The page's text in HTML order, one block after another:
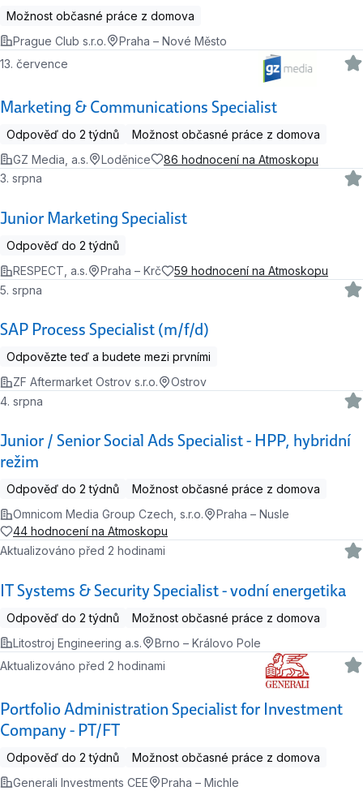
Možnost občasné práce z domova
Prague Club s.r.o.
Praha – Nové Město
Marketing & Communications Specialist
13. července
Odpověď do 2 týdnů
Možnost občasné práce z domova
GZ Media, a.s.
Loděnice 86 hodnocení na Atmoskopu
Junior Marketing Specialist
3. srpna
Odpověď do 2 týdnů
RESPECT, a.s.
Praha – Krč 59 hodnocení na Atmoskopu
SAP Process Specialist (m/f/d)
5. srpna
Odpovězte teď a budete mezi prvními
ZF Aftermarket Ostrov s.r.o.
Ostrov
Junior / Senior Social Ads Specialist - HPP, hybridní
režim
4. srpna
Odpověď do 2 týdnů
Možnost občasné práce z domova
Omnicom Media Group Czech, s.r.o.
Praha – Nusle
44 hodnocení na Atmoskopu
IT Systems & Security Specialist - vodní energetika
Aktualizováno před 2 hodinami
Odpověď do 2 týdnů
Možnost občasné práce z domova
Litostroj Engineering a.s.
Brno – Královo Pole
Portfolio Administration Specialist for Investment
Company - PT/FT
Aktualizováno před 2 hodinami
Odpověď do 2 týdnů
Možnost občasné práce z domova
Generali Investments CEE
Praha – Michle